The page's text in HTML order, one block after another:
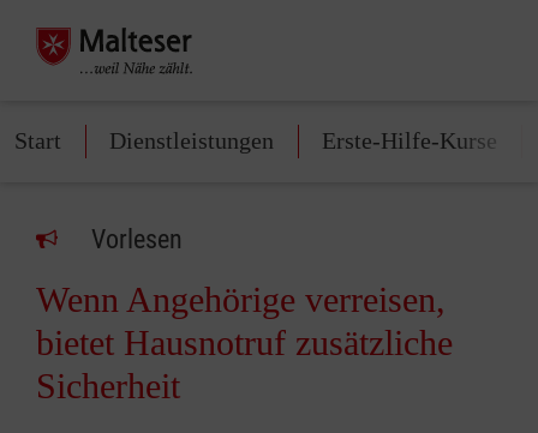
Start Dienstleistungen Erste-Hilfe-Kurse
Vorlesen
Wenn Angehörige verreisen,
bietet Hausnotruf zusätzliche
Sicherheit